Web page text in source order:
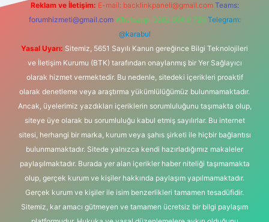
Reklam ve İletişim: E-mail: backlinkpaneli@gmail.com Teams:
forumhizmeti@gmail.com Whatsapp: 0262 606 0 726 Telegram:
@karabul
Yasal Uyarı: Sitemiz, 5651 Sayılı Kanun gereğince Bilgi Teknolojileri
ve İletişim Kurumu (BTK) tarafından onaylanmış bir Yer Sağlayıcı
olarak hizmet vermektedir. Bu nedenle, sitedeki içerikleri proaktif
olarak denetleme veya araştırma yükümlülüğümüz bulunmamaktadır.
Ancak, üyelerimiz yazdıkları içeriklerin sorumluluğunu taşımakta olup,
siteye üye olarak bu sorumluluğu kabul etmiş sayılırlar. Bu internet
sitesi, herhangi bir marka, kurum veya şahıs şirketi ile hiçbir bağlantısı
bulunmamaktadır. Sitede yalnızca kendi hazırladığımız makaleler
paylaşılmaktadır. Burada yer alan içerikler haber niteliği taşımamakta
olup, gerçek kurum ve kişiler hakkında paylaşım yapılmamaktadır.
Gerçek kurum ve kişiler ile isim benzerlikleri tamamen tesadüfidir.
Sitemiz, kar amacı gütmeyen ve tamamen ücretsiz bir bilgi paylaşım